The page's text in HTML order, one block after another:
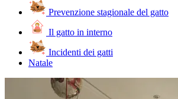
Prevenzione stagionale del gatto
Il gatto in interno
Incidenti dei gatti
Natale